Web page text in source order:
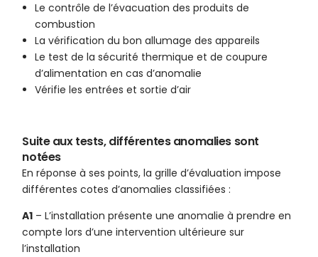
Le contrôle de l’évacuation des produits de
combustion
La vérification du bon allumage des appareils
Le test de la sécurité thermique et de coupure
d’alimentation en cas d’anomalie
Vérifie les entrées et sortie d’air
Suite aux tests, différentes anomalies sont
notées
En réponse à ses points, la grille d’évaluation impose
différentes cotes d’anomalies classifiées :
A1 – L’installation présente une anomalie à prendre en
compte lors d’une intervention ultérieure sur
l’installation